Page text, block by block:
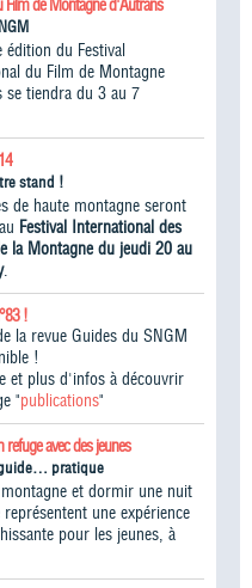
édition du Festival
du Film de Montagne
se tiendra du 3 au 7
stand !
de haute montagne seront
Festival International des
la Montagne du jeudi 20 au
.
!
la revue Guides du SNGM
!
et plus d'infos à découvrir
"publications"
refuge avec des jeunes
pratique
et dormir une nuit
une expérience
pour les jeunes, à